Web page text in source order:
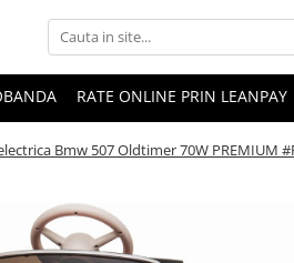
RATE ONLINE PRIN LEANPAY
Bmw 507 Oldtimer 70W PREMIUM